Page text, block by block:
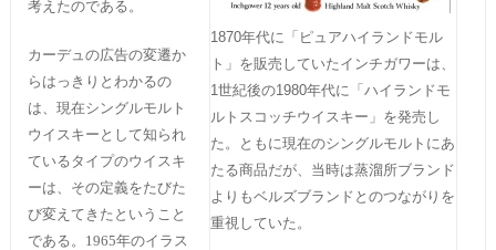
1870年代に「ピュアハイランドモル
ト」を販売していたインチガワーは、
1世紀後の1980年代に「ハイランドモ
ルトスコッチウイスキー」を発売し
た。ともに現在のシングルモルトにあ
たる商品だが、当時は蒸溜所ブランド
よりもベルズブランドとのつながりを
重視していた。
考えたのである。
カーデュの広告の変遷か
らはっきりとわかるの
は、現在シングルモルト
ウイスキーとして知られ
ているタイプのウイスキ
ーは、その定義をたびた
び変えてきたということ
である。1965年のイラス